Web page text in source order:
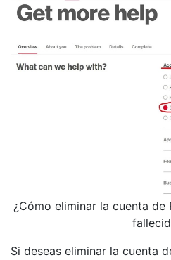
¿Cómo eliminar la cuenta de
Si deseas eliminar la cuenta